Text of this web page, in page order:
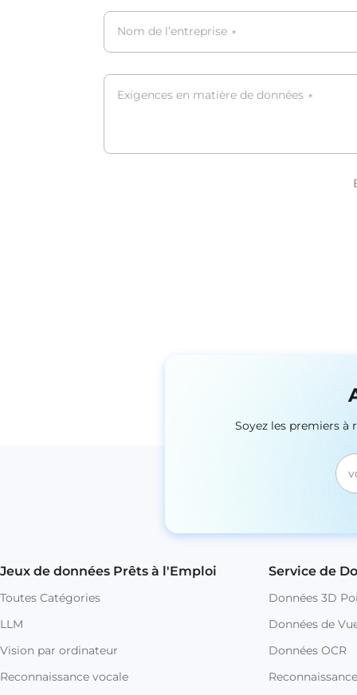
Nom de l’entreprise *
Exigences en matière de données *
Soyez les premiers à
Jeux de données Prêts à l'Emploi
Toutes Catégories
LLM
Vision par ordinateur
Reconnaissance vocale
Service de
Données 3D
Données de
Données OCR